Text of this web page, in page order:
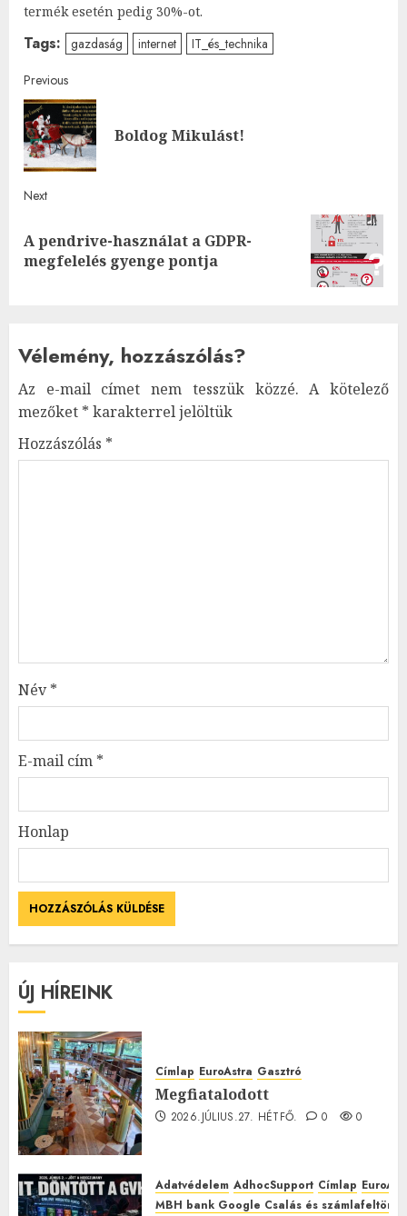
termék esetén pedig 30%-ot.
Tags: gazdaság internet IT_és_technika
Post
navigation
Previous
Boldog Mikulást!
Next
Next
post:
A pendrive-használat a GDPR-
megfelelés gyenge pontja
Vélemény, hozzászólás?
Az e-mail címet nem tesszük közzé. A kötelező
mezőket * karakterrel jelöltük
Hozzászólás *
Név*
E-mail cím *
Honlap
ÚJ HÍREINK
Címlap EuroAstra Gasztró
Megfiatalodott
2026.JÚLIUS.27. HÉTFŐ. 0 0
Adatvédelem AdhocSupport Címlap
MBH bank Google Csalás és